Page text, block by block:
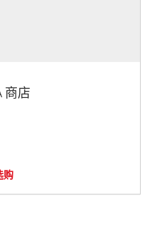
商店
购